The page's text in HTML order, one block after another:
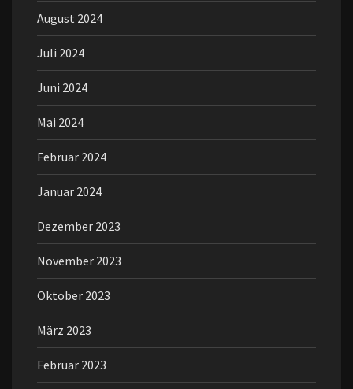
August 2024
Juli 2024
Juni 2024
Mai 2024
Februar 2024
Januar 2024
Dezember 2023
November 2023
Oktober 2023
März 2023
Februar 2023